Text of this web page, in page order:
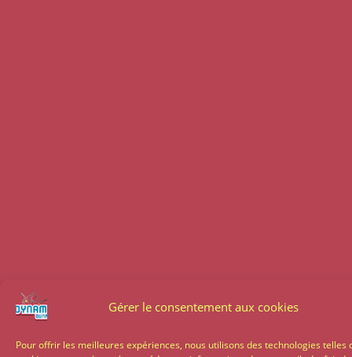
Gérer le consentement aux cookies
Pour offrir les meilleures expériences, nous utilisons des technologies telles